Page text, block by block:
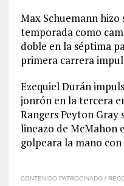
Max Schuemann
temporada como
doble en la séptima
primera carrera
Ezequiel Durán
jonrón en la tercera
Rangers Peyton Gray
lineazo de McMahon
golpeara la mano con
CONTENIDO PATROCINADO /